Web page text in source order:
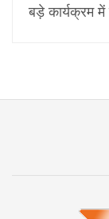
बड़े कार्यक्रम में